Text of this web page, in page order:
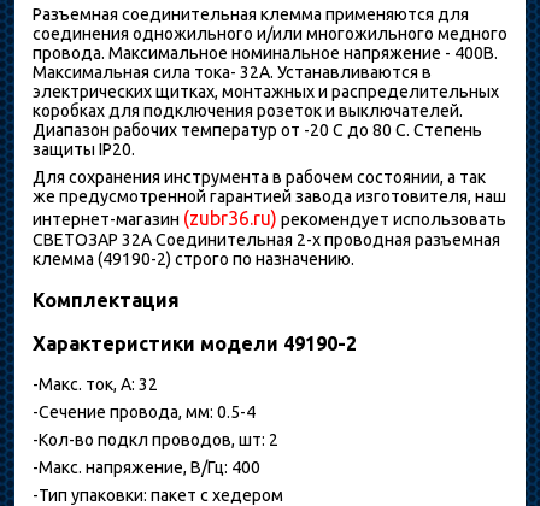
Разъемная соединительная клемма применяются для
соединения одножильного и/или многожильного медного
провода. Максимальное номинальное напряжение - 400В.
Максимальная сила тока- 32А. Устанавливаются в
электрических щитках, монтажных и распределительных
коробках для подключения розеток и выключателей.
Диапазон рабочих температур от -20 С до 80 С. Степень
защиты IP20.
Для сохранения инструмента в рабочем состоянии, а так
же предусмотренной гарантией завода изготовителя, наш
интернет-магазин (zubr36.ru) рекомендует использовать
СВЕТОЗАР 32A Соединительная 2-х проводная разъемная
клемма (49190-2) строго по назначению.
Комплектация
Характеристики модели 49190-2
-Макс. ток, А: 32
-Сечение провода, мм: 0.5-4
-Кол-во подкл проводов, шт: 2
-Макс. напряжение, В/Гц: 400
-Тип упаковки: пакет с хедером